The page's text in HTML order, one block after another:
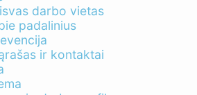
darbo vietas
padalinius
ir kontaktai